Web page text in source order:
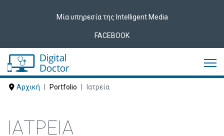
Μία υπηρεσία της Intelligent Media
FACEBOOK
Αρχική Portfolio Ιατρεία
ΙΑΤΡΕΊΑ